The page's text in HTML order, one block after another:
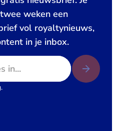
weken een
vol royaltynieuws,
in je inbox.
.